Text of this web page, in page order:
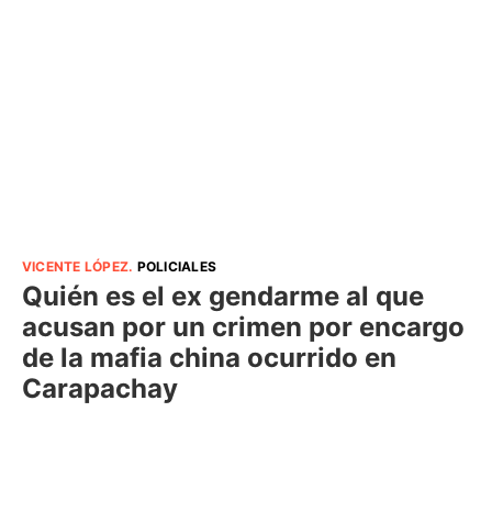
VICENTE LÓPEZ. POLICIALES
Quién es el ex gendarme al que
acusan por un crimen por encargo
de la mafia china ocurrido en
Carapachay